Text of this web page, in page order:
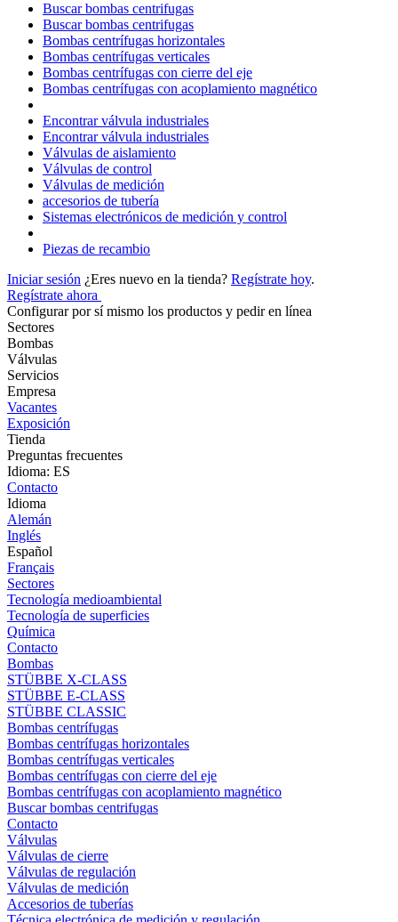
Buscar bombas centrifugas
Buscar bombas centrifugas
Bombas centrífugas horizontales
Bombas centrífugas verticales
Bombas centrífugas con cierre del eje
Bombas centrífugas con acoplamiento magnético
Encontrar válvula industriales
Encontrar válvula industriales
Válvulas de aislamiento
Válvulas de control
Válvulas de medición
accesorios de tubería
Sistemas electrónicos de medición y control
Piezas de recambio
Iniciar sesión ¿Eres nuevo en la tienda? Regístrate hoy.
Regístrate ahora
Configurar por sí mismo los productos y pedir en línea
Sectores
Bombas
Válvulas
Servicios
Empresa
Vacantes
Exposición
Tienda
Preguntas frecuentes
Idioma: ES
Contacto
Idioma
Alemán
Inglés
Español
Français
Sectores
Tecnología medioambiental
Tecnología de superficies
Química
Contacto
Bombas
STÜBBE X-CLASS
STÜBBE E-CLASS
STÜBBE CLASSIC
Bombas centrífugas
Bombas centrífugas horizontales
Bombas centrífugas verticales
Bombas centrífugas con cierre del eje
Bombas centrífugas con acoplamiento magnético
Buscar bombas centrifugas
Contacto
Válvulas
Válvulas de cierre
Válvulas de regulación
Válvulas de medición
Accesorios de tuberías